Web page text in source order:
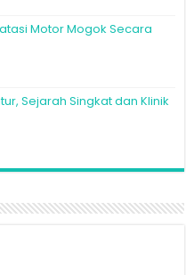
Motor Mogok Secara
Sejarah Singkat dan Klinik